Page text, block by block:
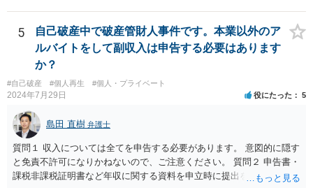
を起こされることもあり得るため，お早めに弁護士にご依頼されるこ
とをお勧めします。
5
自己破産中で破産管財人事件です。本業以外のア
ルバイトをして副収入は申告する必要はあります
か？
#自己破産 #個人再生 #個人・プライベート
2024年7月29日 役にたった 5
島田 直樹 弁護士
質問１ 収入については全てを申告する必要があります。 意図的に隠す
と免責不許可になりかねないので、ご注意ください。 質問２ 申告書・
課税非課税証明書など年収に関する資料を申立時に提出を要求される